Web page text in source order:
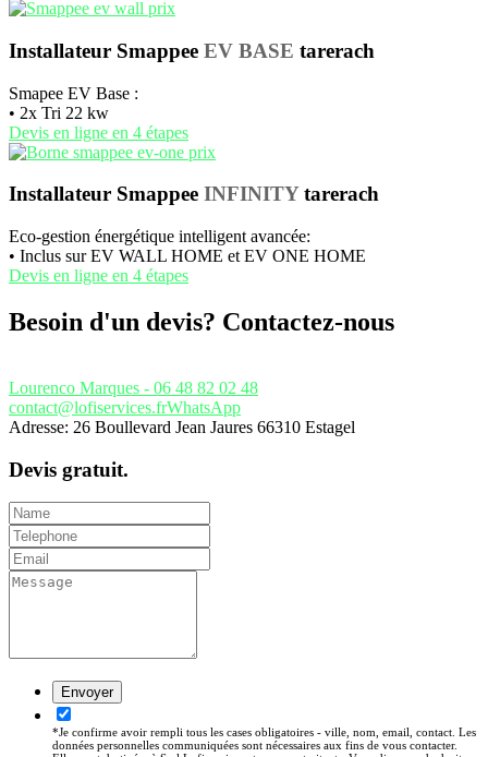
Installateur Smappee EV BASE tarerach
Smapee EV Base :
• 2x Tri 22 kw
Devis en ligne en 4 étapes
Installateur Smappee INFINITYtarerach
Eco-gestion énergétique intelligent avancée:
• Inclus sur EV WALL HOME et EV ONE HOME
Devis en ligne en 4 étapes
Besoin d'un devis? Contactez-nous
Lourenco Marques - 06 48 82 02 48
contact@lofiservices.frWhatsApp
Adresse: 26 Boullevard Jean Jaures 66310 Estagel
Devis gratuit.
*Je confirme avoir rempli tous les cases obligatoires - ville, nom, email, contact. Les
données personnelles communiquées sont nécessaires aux fins de vous contacter.